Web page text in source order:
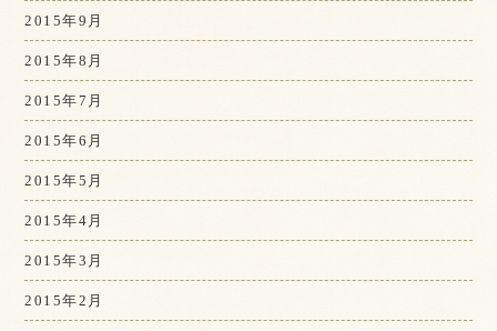
2015年9月
2015年8月
2015年7月
2015年6月
2015年5月
2015年4月
2015年3月
2015年2月